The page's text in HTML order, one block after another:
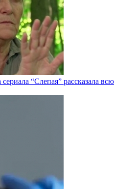
“Слепая” рассказала всю